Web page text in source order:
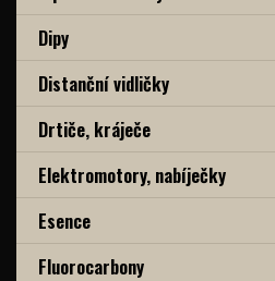
Dipy
Distanční vidličky
Drtiče, kráječe
Elektromotory, nabíječky
Esence
Fluorocarbony